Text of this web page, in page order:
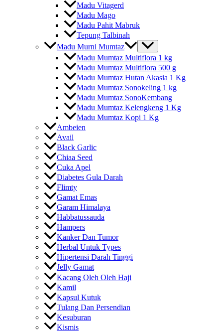
Madu Vitagerd
Madu Mago
Madu Pahit Mabruk
Tepung Talbinah
Madu Murni Mumtaz
Madu Mumtaz Multiflora 1 kg
Madu Mumtaz Multiflora 500 g
Madu Mumtaz Hutan Akasia 1 Kg
Madu Mumtaz Sonokeling 1 kg
Madu Mumtaz SonoKembang
Madu Mumtaz Kelengkeng 1 Kg
Madu Mumtaz Kopi 1 Kg
Ambeien
Avail
Black Garlic
Chiaa Seed
Cuka Apel
Diabetes Gula Darah
Flimty
Gamat Emas
Garam Himalaya
Habbatussauda
Hampers
Kanker Dan Tumor
Herbal Untuk Types
Hipertensi Darah Tinggi
Jelly Gamat
Kacang Oleh Oleh Haji
Kamil
Kapsul Kutuk
Tulang Dan Persendian
Kesuburan
Kismis